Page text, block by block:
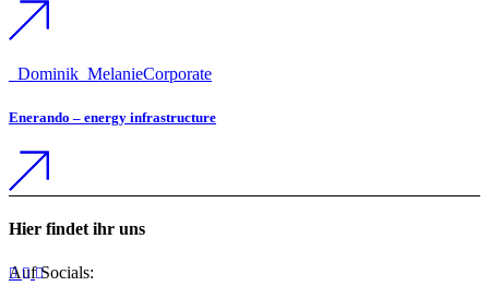
_Dominik _MelanieCorporate
Enerando – energy infrastructure
Hier findet ihr uns
Auf Socials: